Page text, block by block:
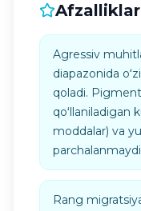
Agressiv
diapazonida
qoladi.
qoʻllaniladigan
moddalar) va
Rang